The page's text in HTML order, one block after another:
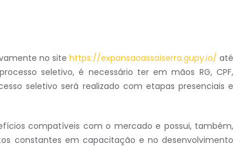
no site https://expansaoassaiserra.gupy.io/ até
seletivo, é necessário ter em mãos RG, CPF,
seletivo será realizado com etapas presenciais e
compatíveis com o mercado e possui, também,
constantes em capacitação e no desenvolvimento